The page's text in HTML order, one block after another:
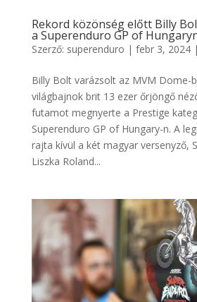
Rekord közönség előtt Billy
a Superenduro GP of
Szerző: superenduro | febr 3, 2024|
Billy Bolt varázsolt az MVM Dome-
világbajnok brit 13 ezer őrjöngő
futamot megnyerte a Prestige
Superenduro GP of Hungary-n. A
rajta kívül a két magyar versenyző,
Liszka Roland...